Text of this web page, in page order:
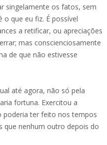
singelamente os fatos, sem
que eu fiz. É possível
a retificar, ou apreciações
mas conscienciosamente
de que não estivesse
até agora, não só pela
fortuna. Exercitou a
ter feito nos tempos
que nenhum outro depois do